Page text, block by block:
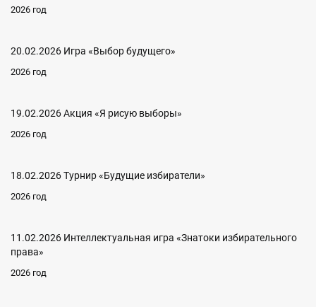
2026 год
20.02.2026 Игра «Выбор будущего»
2026 год
19.02.2026 Акция «Я рисую выборы»
2026 год
18.02.2026 Турнир «Будущие избиратели»
2026 год
11.02.2026 Интеллектуальная игра «Знатоки избирательного
права»
2026 год